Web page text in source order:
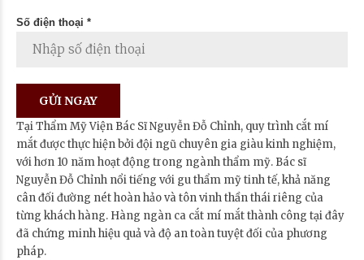
Số điện thoại *
Tại Thẩm Mỹ Viện Bác Sĩ Nguyễn Đỗ Chỉnh, quy trình cắt mí
mắt được thực hiện bởi đội ngũ chuyên gia giàu kinh nghiệm,
với hơn 10 năm hoạt động trong ngành thẩm mỹ. Bác sĩ
Nguyễn Đỗ Chỉnh nổi tiếng với gu thẩm mỹ tinh tế, khả năng
cân đối đường nét hoàn hảo và tôn vinh thần thái riêng của
từng khách hàng. Hàng ngàn ca cắt mí mắt thành công tại đây
đã chứng minh hiệu quả và độ an toàn tuyệt đối của phương
pháp.